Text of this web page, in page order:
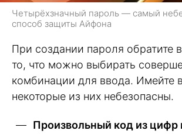
Четырёхзначный пароль — самый
способ защиты Айфона
При создании пароля обратите
то, что можно выбирать
комбинации для ввода. Имейте
некоторые из них небезопасны.
Произвольный код из цифр